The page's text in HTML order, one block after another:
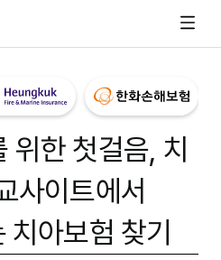
위한 첫걸음, 치
사이트에서
아보험 찾기